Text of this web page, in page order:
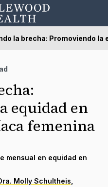
la brecha: Promoviendo
equidad en
femenina
mensual en equidad en
Molly Schultheis,